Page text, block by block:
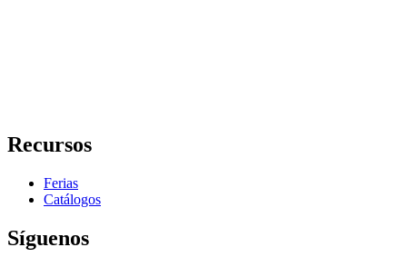
Recursos
Ferias
Catálogos
Síguenos